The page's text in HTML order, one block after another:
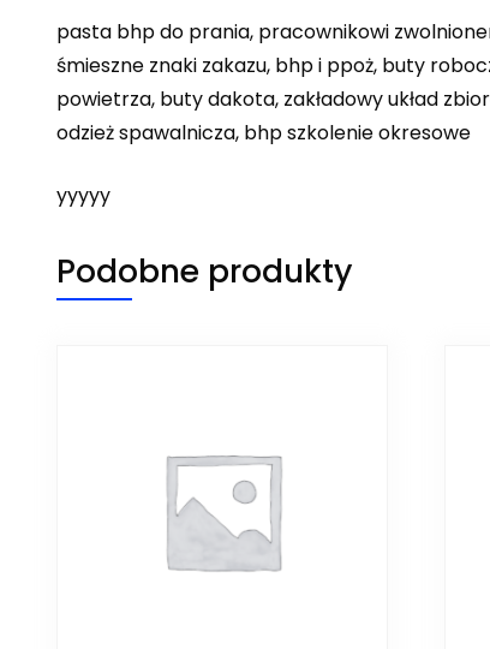
pasta bhp do prania, pracownikowi
śmieszne znaki zakazu, bhp i ppoż, buty
powietrza, buty dakota, zakładowy układ
odzież spawalnicza, bhp szkolenie okresowe
yyyyy
Podobne produkty